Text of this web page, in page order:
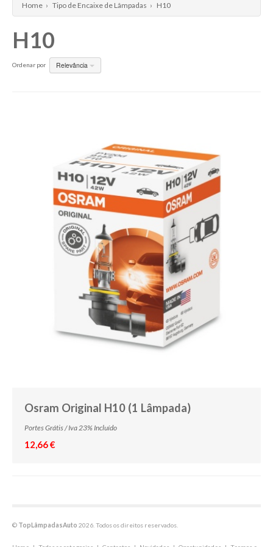
Philips X-treme Vision +130%
PIAA XTREME WHITE
Philips Crystal Vision 4300K
Osram Cool Blue Intense
Osram Night Breaker Silver +100%
Home › Tipo de Encaixe de Lâmpadas › H10
H10
Ordenar por Relevância
Osram Original H10 (1 Lâmpada)
Portes Grátis / Iva 23% Incluído
12,66 €
© TopLâmpadasAuto 2026. Todos os direitos reservados.